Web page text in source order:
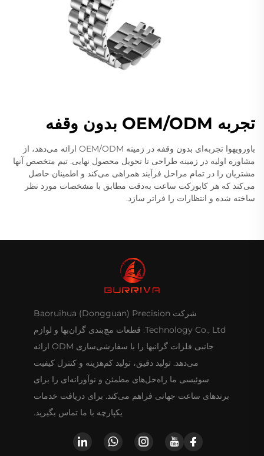
تجربه OEM/ODM بدون وقفه
باورویهوا تجربه‌ای بدون وقفه در زمینه OEM/ODM ارائه می‌دهد، از
مشاوره اولیه در زمینه طراحی تا تحویل محصول نهایی. تیم متخصص آنها
مشتریان را در تمام مراحل فرآیند همراهی می‌کند و اطمینان حاصل
می‌کند که هر کابورکت ساعت به‌دقت مطابق با مشخصات مورد نظر
ساخته شده و انتظارات را فراتر سازد.
شرکت Baoruihua (Dongguan) Precision
Technology Co., Ltd. قطعات مچ‌بندی گران‌بها و لوازم
جانبی فلزات گرانبها را با سفارشی‌سازی ODM ارائه
می‌دهد. تولید دقیق، تولید کم‌هزینه و کنترل کیفیت
سوئیسی ما راه‌حل‌های مطمئن و نوآورانه‌ای را برای
برندهای ساعت جهانی فراهم می‌کند. برای دریافت خدمات
یکپارچه با ما تماس بگیرید.